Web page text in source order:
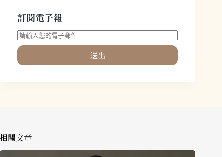
訂閱電子報
送出
相關文章